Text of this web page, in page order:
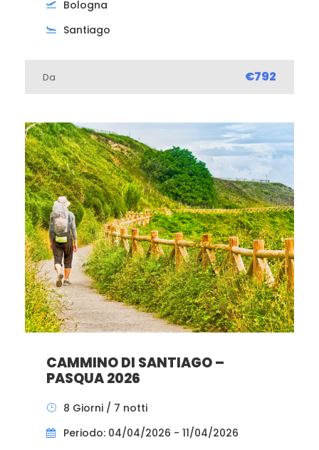
Bologna
Santiago
Da €792
CAMMINO DI SANTIAGO –
PASQUA 2026
8 Giorni / 7 notti
Periodo: 04/04/2026 - 11/04/2026